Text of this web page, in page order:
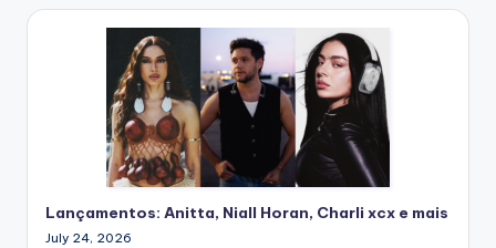
Lançamentos: Anitta, Niall Horan, Charli xcx e mais
July 24, 2026